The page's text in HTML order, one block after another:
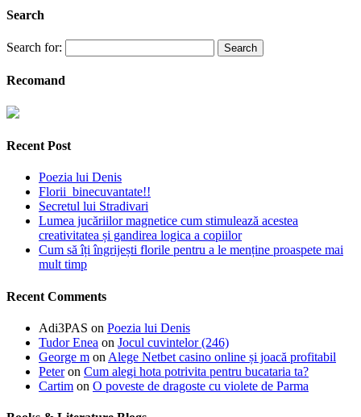
Search
Search for:
Recomand
Recent Post
Poezia lui Denis
Florii binecuvantate!!
Secretul lui Stradivari
Lumea jucăriilor magnetice cum stimulează acestea
creativitatea și gandirea logica a copiilor
Cum să îți îngrijești florile pentru a le menține proaspete mai
mult timp
Recent Comments
Adi3PAS on Poezia lui Denis
Tudor Enea on Jocul cuvintelor (246)
George m on Alege Netbet casino online și joacă profitabil
Peteron Cum alegi hota potrivita pentru bucataria ta?
Cartim on O poveste de dragoste cu violete de Parma